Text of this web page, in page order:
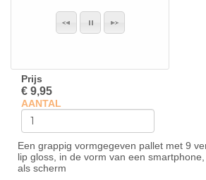
Prijs
€ 9,95
AANTAL
Een grappig vormgegeven pallet met 9
lip gloss, in de vorm van een
als scherm